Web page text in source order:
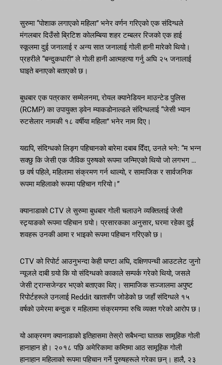
सुरुमा “पोशाक लगाएको महिला” भनेर वर्णन गरिएको एक संदिग्धले
मंगलबार दिउँसो ब्रिटिश कोलम्बिया शहर टम्बलर रिजको एक हाई
स्कूलमा दुई जनालाई र अन्य सात जनालाई गोली हानी मारेको थियो।
प्रहरीले “बन्दुकधारी” ले गोली हानी आत्महत्या गर्नु अघि २५ जनालाई
घाइते बनाएको बताएको छ।
बुधबार एक पत्रकार सम्मेलनमा, रोयल क्यानेडियन माउन्टेड पुलिस
(RCMP) का उपायुक्त ड्वेन म्याकडोनाल्डले संदिग्धलाई “जेसी भ्यान
रुटसेलार नामकी १८ वर्षीया महिला” भनेर नाम दिए।
यद्यपि, संदिग्धको लिङ्ग पहिचानको बारेमा दबाब दिँदा, उनले भने: “म भन्न
सक्छु कि जेसी एक जैविक पुरुषको रूपमा जन्मिएको थियो जो लगभग …
छ वर्ष पहिले, महिलामा संक्रमण गर्न थाल्यो, र सामाजिक र सार्वजनिक
रूपमा महिलाको रूपमा पहिचान गरियो।”
क्यानाडाको CTV ले सुरुमा बुधबार गोली चलाउने व्यक्तिलाई जेसी
स्ट्र्याङको रूपमा पहिचान गर्‍यो। प्रसारकका अनुसार, घरमा रहेका दुई
शवहरू उनकी आमा र भाइको रूपमा पहिचान गरिएको छ।
CTV को रिपोर्ट आउनुभन्दा केही घण्टा अघि, दक्षिणपन्थी आउटलेट जुनो
न्यूजले दाबी गर्‍यो कि यो संदिग्धको काकाले सम्पर्क गरेको थियो, जसले
जेसी ट्रान्सजेन्डर भएको बताएका थिए। सामाजिक सञ्जालमा अपुष्ट
रिपोर्टहरूले उनलाई Reddit खातासँग जोडेको छ जहाँ संदिग्धले १५
वर्षको उमेरमा बन्दुक र महिलामा संक्रमणमा रुचि व्यक्त गरेको आरोप छ।
यो आक्रमण क्यानाडाको इतिहासमा तेस्रो सबैभन्दा घातक सामूहिक गोली
हानाहान हो। २०१८ पछि अमेरिकामा कम्तिमा आठ सामूहिक गोली
हानाहान महिलाको रूपमा पहिचान गर्ने पुरुषहरूले गरेका छन्। हालै, २३